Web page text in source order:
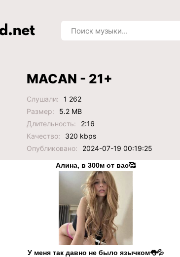
MACAN - 21+
Слушали:
1 262
Размер:
5.2 MB
Длительность:
2:16
Качество:
320 kbps
Опубликовано:
2024-07-19 00:19:25
Алина, в 300м от вас🥰
У меня так давно не было язычком👅💦